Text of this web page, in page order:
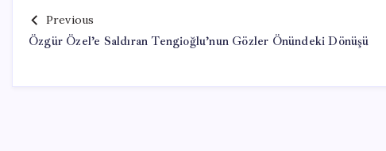
Previous
Özgür Özel’e Saldıran Tengioğlu’nun Gözler Önündeki Dönüşü